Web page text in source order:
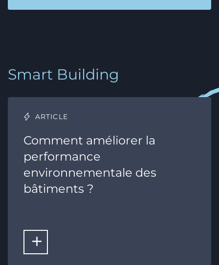
Smart Building
ARTICLE
Comment améliorer la
performance
environnementale des
bâtiments ?
LIRE LA SUITE